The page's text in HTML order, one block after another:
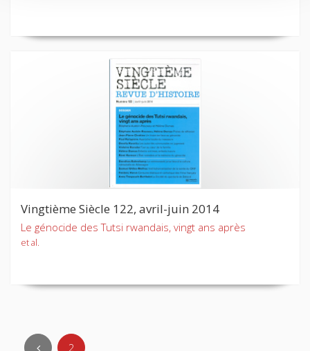
Vingtième Siècle 122, avril-juin 2014
Le génocide des Tutsi rwandais, vingt ans après
et al.
2